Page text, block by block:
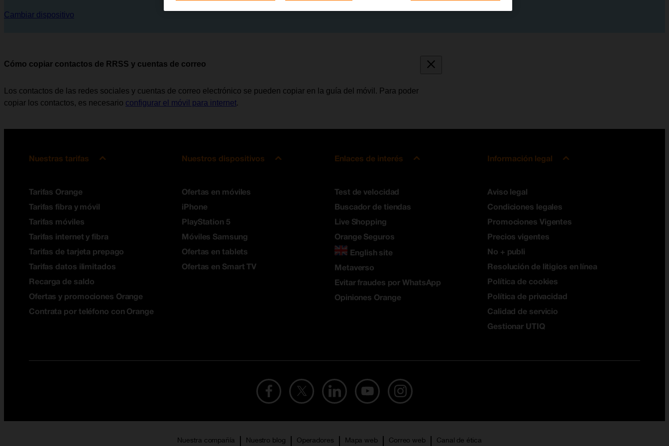
Cambiar dispositivo
Cómo copiar contactos de RRSS y cuentas de correo
Los contactos de las redes sociales y cuentas de correo electrónico se pueden copiar en la guía del móvil. Para poder
copiar los contactos, es necesario configurar el móvil para internet.
Nuestras tarifas
Tarifas Orange
Tarifas fibra y móvil
Tarifas móviles
Tarifas internet y fibra
Tarifas de tarjeta prepago
Tarifas datos ilimitados
Recarga de saldo
Ofertas y promociones Orange
Contrata por teléfono con Orange
Nuestros dispositivos
Ofertas en móviles
iPhone
PlayStation 5
Móviles Samsung
Ofertas en tablets
Ofertas en Smart TV
Enlaces de interés
Test de velocidad
Buscador de tiendas
Live Shopping
Orange Seguros
English site
Metaverso
Evitar fraudes por WhatsApp
Opiniones Orange
Información legal
Aviso legal
Condiciones legales
Promociones Vigentes
Precios vigentes
No + publi
Resolución de litigios en línea
Política de cookies
Política de privacidad
Calidad de servicio
Gestionar UTIQ
Nuestra compañía Nuestro blog Operadores Mapa web Correo web Canal de ética